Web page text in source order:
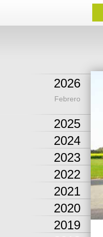
2026
Febrero
2025
2024
2023
2022
2021
2020
2019